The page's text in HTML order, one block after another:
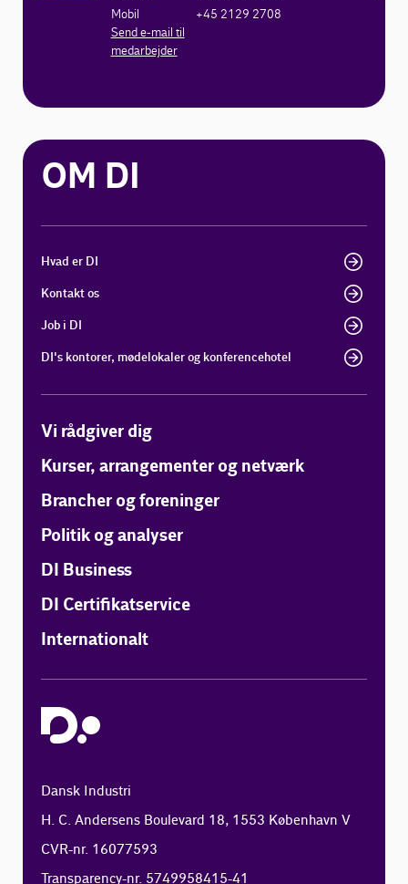
Mobil
+45 2129 2708
Send e-mail til
medarbejder
OM DI
Hvad er DI
Kontakt os
Job i DI
DI's kontorer, mødelokaler og konferencehotel
Vi rådgiver dig
Kurser, arrangementer og netværk
Brancher og foreninger
Politik og analyser
DI Business
DI Certifikatservice
Internationalt
Dansk Industri
H. C. Andersens Boulevard 18, 1553 København V
CVR-nr. 16077593
Transparency-nr. 5749958415-41